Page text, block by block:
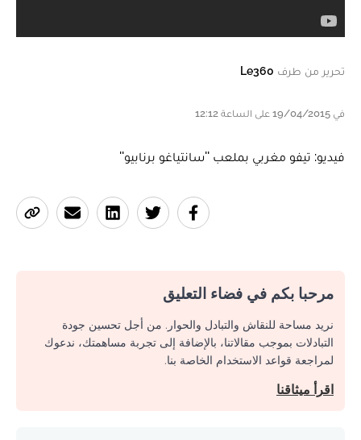
تحرير من طرف Le360
في 19/04/2015 على الساعة 12:12
فيديو: تيفو مغربي بملعب ''سانتياغو برنابيو''
مرحبا بكم في فضاء التعليق
نريد مساحة للنقاش والتبادل والحوار. من أجل تحسين جودة
التبادلات بموجب مقالاتنا، بالإضافة إلى تجربة مساهمتك، ندعوك
لمراجعة قواعد الاستخدام الخاصة بنا.
اقرأ ميثاقنا